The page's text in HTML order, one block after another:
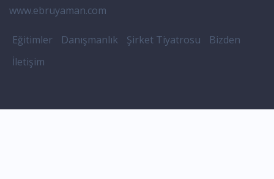
www.ebruyaman.com
Eğitimler Danışmanlık Şirket Tiyatrosu
Bizden
İletişim